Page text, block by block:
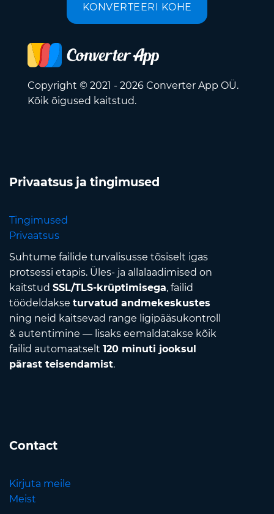
KONVERTEERI KOHE
Copyright © 2021 - 2026 Converter App OÜ.
Kõik õigused kaitstud.
Privaatsus ja tingimused
Tingimused
Privaatsus
Suhtume failide turvalisusse tõsiselt igas
protsessi etapis. Üles- ja allalaadimised on
kaitstud SSL/TLS-krüptimisega, failid
töödeldakse turvatud andmekeskustes
ning neid kaitsevad range ligipääsukontroll
& autentimine — lisaks eemaldatakse kõik
failid automaatselt 120 minuti jooksul
pärast teisendamist.
Contact
Kirjuta meile
Meist